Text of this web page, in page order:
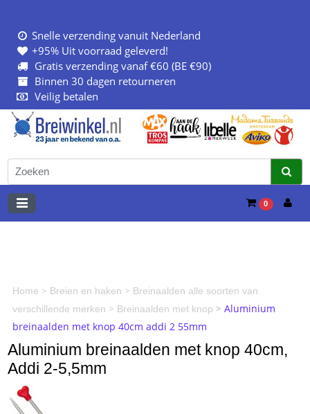
Snelle verzending vanuit Nederland
+95% Uit voorraad geleverd!
Gratis verzending vanaf €60 (BE €90)
Binnen 30 dagen retourneren
Veilig betalen
0
Home > Breien en haken > Breinaalden alle soorten van
verschillende merken > Breinaalden met knop > Aluminium
breinaalden met knop 40cm addi 2 55mm
Aluminium breinaalden met knop 40cm,
Addi 2-5,5mm